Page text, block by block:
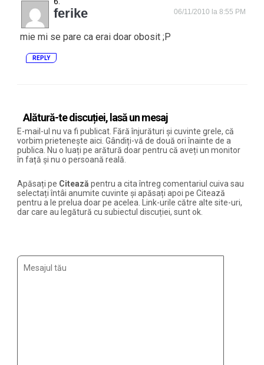
ferike 06/11/2010 la 8:55 PM
mie mi se pare ca erai doar obosit ;P
REPLY
Alătură-te discuției, lasă un mesaj
E-mail-ul nu va fi publicat. Fără înjurături și cuvinte grele, că
vorbim prietenește aici. Gândiți-vă de două ori înainte de a
publica. Nu o luați pe arătură doar pentru că aveți un monitor
în față și nu o persoană reală.
Apăsați pe Citează pentru a cita întreg comentariul cuiva sau
selectați întâi anumite cuvinte și apăsați apoi pe Citează
pentru a le prelua doar pe acelea. Link-urile către alte site-uri,
dar care au legătură cu subiectul discuției, sunt ok.